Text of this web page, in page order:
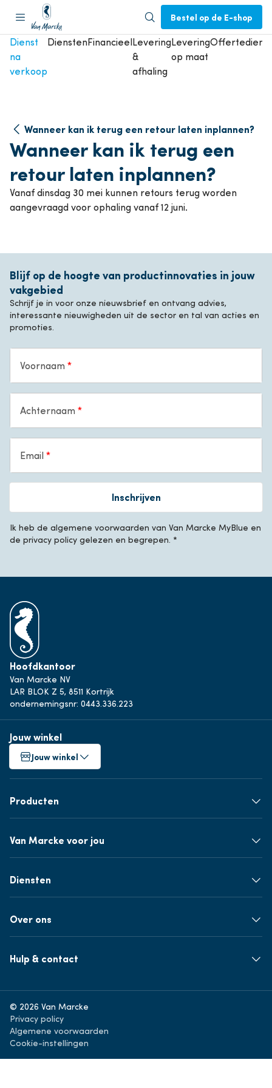
Bestel op de E-shop
Dienst
na
verkoop
DienstenFinancieelLevering
&
afhaling
Levering
op maat
Offertedienst
Wanneer kan ik terug een retour laten inplannen?
Wanneer kan ik terug een
retour laten inplannen?
Vanaf dinsdag 30 mei kunnen retours terug worden
aangevraagd voor ophaling vanaf 12 juni.
Blijf op de hoogte van productinnovaties in jouw
vakgebied
Schrijf je in voor onze nieuwsbrief en ontvang advies,
interessante nieuwigheden uit de sector en tal van acties en
promoties.
Voornaam
Achternaam
Email
Inschrijven
Ik heb de algemene voorwaarden van Van Marcke MyBlue en
de privacy policy gelezen en begrepen. *
Hoofdkantoor
Van Marcke NV
LAR BLOK Z 5, 8511 Kortrijk
ondernemingsnr: 0443.336.223
Jouw winkel
Jouw winkel
Producten
Van Marcke voor jou
Diensten
Over ons
Hulp & contact
© 2026 Van Marcke
Privacy policy
Algemene voorwaarden
Cookie-instellingen